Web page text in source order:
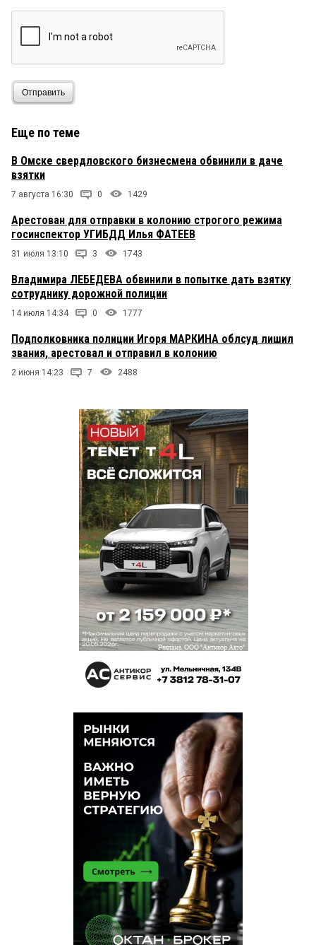
Отправить
Еще по теме
В Омске свердловского бизнесмена обвинили в даче
взятки
7 августа 16:30 0 1429
Арестован для отправки в колонию строгого режима
госинспектор УГИБДД Илья ФАТЕЕВ
31 июля 13:10 3 1743
Владимира ЛЕБЕДЕВА обвинили в попытке дать взятку
сотруднику дорожной полиции
14 июля 14:34 0 1777
Подполковника полиции Игоря МАРКИНА облсуд лишил
звания, арестовал и отправил в колонию
2 июня 14:23 7 2488